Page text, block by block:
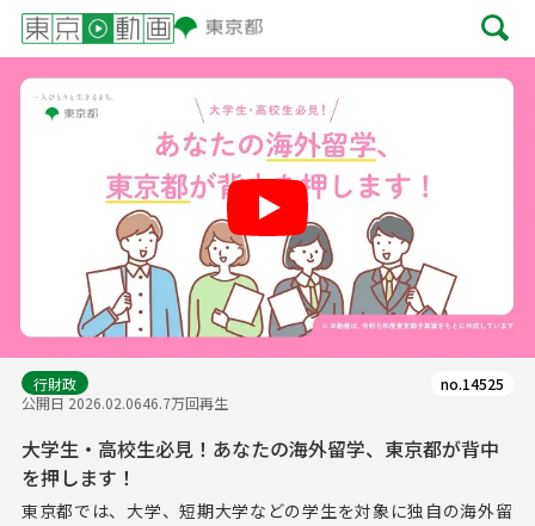
行財政
公開日 2026.02.0646.7万回再生
no.14525
大学生・高校生必見！あなたの海外留学、東京都が背中
を押します！
東京都では、大学、短期大学などの学生を対象に独自の海外留